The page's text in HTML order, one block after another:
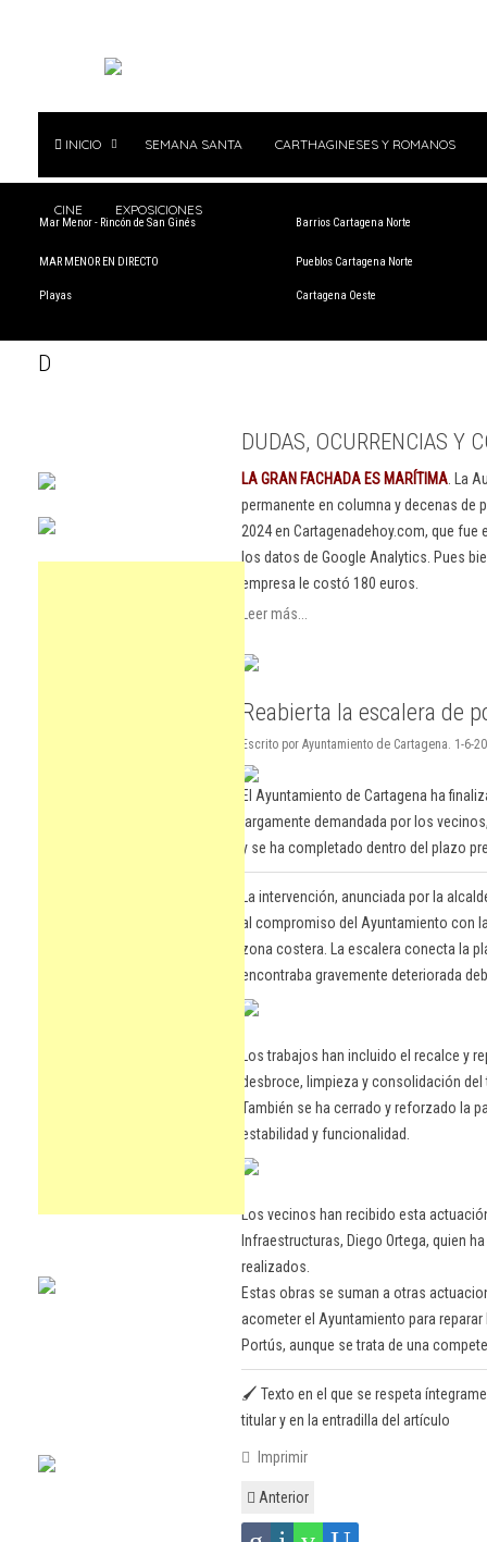
INICIO SEMANA SANTA CARTHAGINESES Y ROMANOS
CINE EXPOSICIONES
Mar Menor - Rincón de San Ginés
MAR MENOR EN DIRECTO
Playas
Barrios Cartagena Norte
Pueblos Cartagena Norte
Cartagena Oeste
D
DUDAS, OCURRENCIAS Y
LA GRAN FACHADA ES MARÍTIMA . La
permanente en columna y decenas
2024 en Cartagenadehoy.com, que
los datos de Google Analytics. Pues
empresa le costó 180 euros.
Leer más...
Reabierta la escalera de
Escrito por Ayuntamiento de Cartagena. 1-6-
El Ayuntamiento de Cartagena ha
largamente demandada por los
y se ha completado dentro del plazo
La intervención, anunciada por la
al compromiso del Ayuntamiento con
zona costera. La escalera conecta la
encontraba gravemente deteriorada
Los trabajos han incluido el recalce y
desbroce, limpieza y consolidación
También se ha cerrado y reforzado la
estabilidad y funcionalidad.
Los vecinos han recibido esta
Infraestructuras, Diego Ortega, quien
realizados.
Estas obras se suman a otras
acometer el Ayuntamiento para
Portús, aunque se trata de una
🖌️ Texto en el que se respeta
titular y en la entradilla del artículo
Imprimir
Anterior